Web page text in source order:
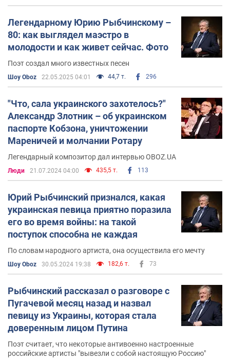
Легендарному Юрию Рыбчинскому –
80: как выглядел маэстро в
молодости и как живет сейчас. Фото
Поэт создал много известных песен
Шоу Oboz 22.05.2025 04:01 44,7 т. 296
"Что, сала украинского захотелось?"
Александр Злотник – об украинском
паспорте Кобзона, уничтожении
Мареничей и молчании Ротару
Легендарный композитор дал интервью OBOZ.UA
Люди 21.07.2024 04:00 435,5 т. 113
Юрий Рыбчинский признался, какая
украинская певица приятно поразила
его во время войны: на такой
поступок способна не каждая
По словам народного артиста, она осуществила его мечту
Шоу Oboz 30.05.2024 19:38 182,6 т. 73
Рыбчинский рассказал о разговоре с
Пугачевой месяц назад и назвал
певицу из Украины, которая стала
доверенным лицом Путина
Поэт считает, что некоторые антивоенно настроенные
российские артисты "вывезли с собой настоящую Россию"